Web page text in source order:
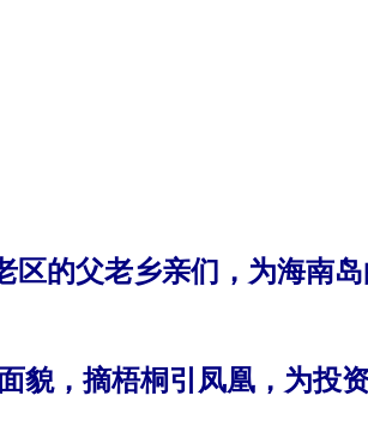
的父老乡亲们，为海南
，摘梧桐引凤凰，为投